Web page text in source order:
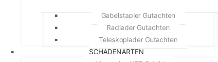
Gabelstapler Gutachten
Radlader Gutachten
Teleskoplader Gutachten
SCHADENARTEN